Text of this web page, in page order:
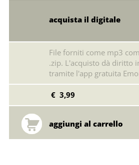
acquista il digitale
File forniti come mp3
.zip. L'acquisto dà diritto
tramite l'app gratuita
€ 3,99